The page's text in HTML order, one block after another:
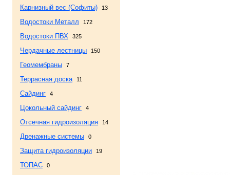
Карнизный вес (Софиты) 13
Водостоки Металл 172
Водостоки ПВХ 325
Чердачные лестницы 150
Геомембраны 7
Террасная доска 11
Сайдинг 4
Цокольный сайдинг 4
Отсечная гидроизоляция 14
Дренажные системы 0
Защита гидроизоляции 19
ТОПАС 0